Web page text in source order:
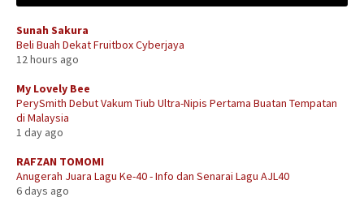
Sunah Sakura
Beli Buah Dekat Fruitbox Cyberjaya
12 hours ago
My Lovely Bee
PerySmith Debut Vakum Tiub Ultra-Nipis Pertama Buatan Tempatan
di Malaysia
1 day ago
RAFZAN TOMOMI
Anugerah Juara Lagu Ke-40 - Info dan Senarai Lagu AJL40
6 days ago